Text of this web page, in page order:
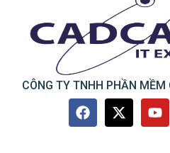
CÔNG TY TNHH PHẦN MỀM